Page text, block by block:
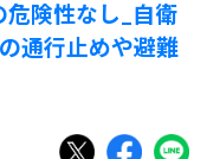
危険性なし_自衛
通行止めや避難